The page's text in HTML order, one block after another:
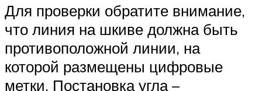
Для проверки обратите внимание,
что линия на шкиве должна быть
противоположной линии, на
которой размещены цифровые
метки. Постановка угла –